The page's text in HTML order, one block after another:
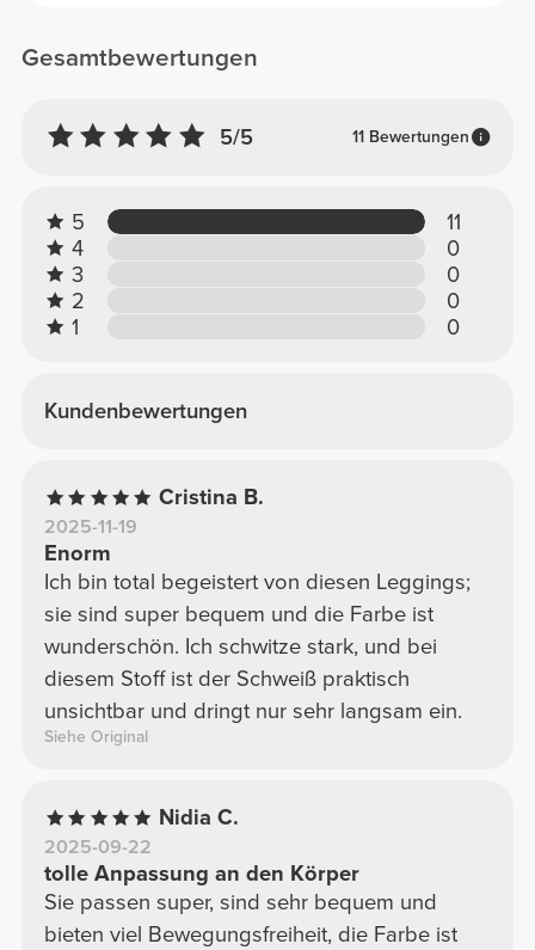
Gesamtbewertungen
5/5 11 Bewertungen
5
11
4
0
3
0
2
0
1
0
Kundenbewertungen
Cristina B.
2025-11-19
Enorm
Ich bin total begeistert von diesen Leggings;
sie sind super bequem und die Farbe ist
wunderschön. Ich schwitze stark, und bei
diesem Stoff ist der Schweiß praktisch
unsichtbar und dringt nur sehr langsam ein.
Siehe Original
Nidia C.
2025-09-22
tolle Anpassung an den Körper
Sie passen super, sind sehr bequem und
bieten viel Bewegungsfreiheit, die Farbe ist